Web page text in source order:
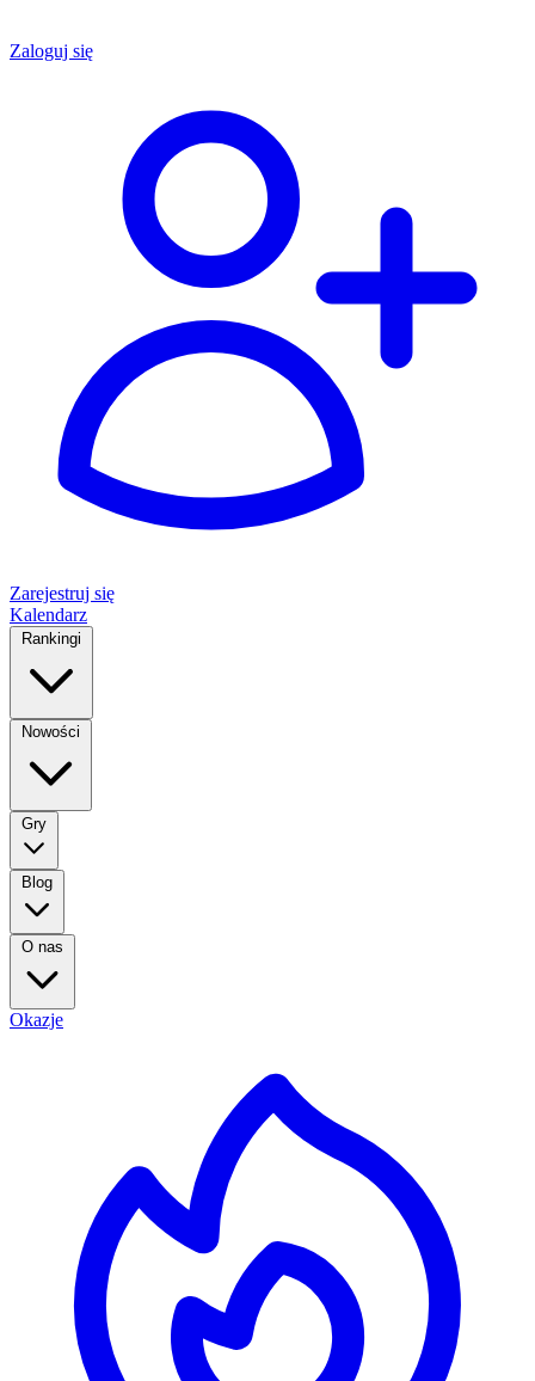
Zaloguj się
Zarejestruj się
Kalendarz
Rankingi
Nowości
Gry
Blog
O nas
Okazje